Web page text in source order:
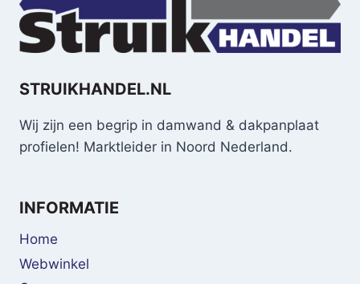
STRUIKHANDEL.NL
Wij zijn een begrip in damwand & dakpanplaat
profielen! Marktleider in Noord Nederland.
INFORMATIE
Home
Webwinkel